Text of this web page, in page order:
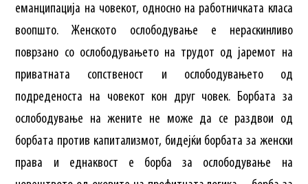
еманципација на човекот, односно на работничката класа
воопшто. Женското ослободување е нераскинливо
поврзано со ослободувањето на трудот од јаремот на
приватната сопственост и ослободувањето од
подреденоста на човекот кон друг човек. Борбата за
ослободување на жените не може да се раздвои од
борбата против капитализмот, бидејќи борбата за женски
права и еднаквост е борба за ослободување на